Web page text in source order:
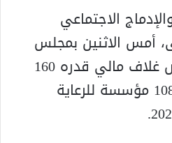
الاجتماعي
أمس الاثنين بمجلس
النواب، بأنه تم تخصيص غلاف مالي قدره 160
مليون درهم لفائدة 1082 مؤسسة للرعاية